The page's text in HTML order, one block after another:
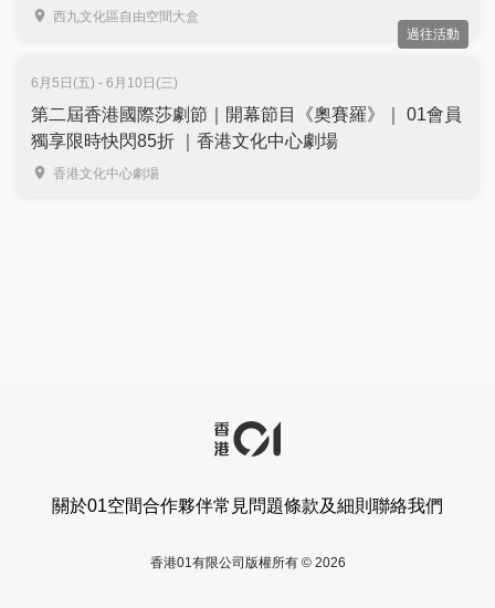
間大盒
西九文化區自由空間大盒
過往活動
6月5日(五) - 6月10日(三)
第二屆香港國際莎劇節｜開幕節目《奧賽羅》｜ 01會員
獨享限時快閃85折 ｜香港文化中心劇場
香港文化中心劇場
關於01空間合作夥伴常見問題條款及細則 聯絡我們
香港01有限公司版權所有 © 2026